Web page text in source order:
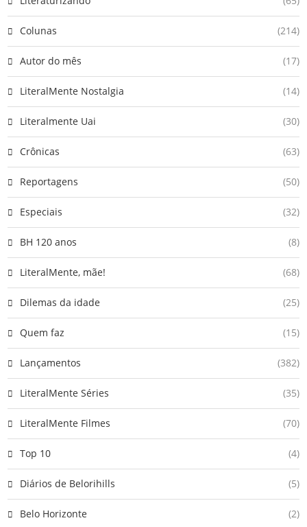
Colunas (214)
Autor do mês (17)
LiteralMente Nostalgia (14)
Literalmente Uai (30)
Crônicas (63)
Reportagens (50)
Especiais (32)
BH 120 anos (8)
LiteralMente, mãe! (68)
Dilemas da idade (25)
Quem faz (15)
Lançamentos (382)
LiteralMente Séries (35)
LiteralMente Filmes (70)
Top 10 (4)
Diários de Belorihills (5)
Belo Horizonte (2)